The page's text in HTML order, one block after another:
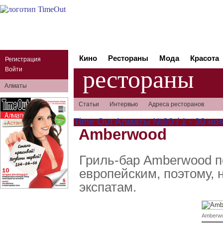
Регистрация
Войти
Алматы
Кино Рестораны Мода Красота
рестораны
Статьи Интервью Адреса ресторанов
Time Out Алматы №80 / 1 - 30
Amberwood
Гриль-бар Amberwood
европейским, поэтому,
экспатам.